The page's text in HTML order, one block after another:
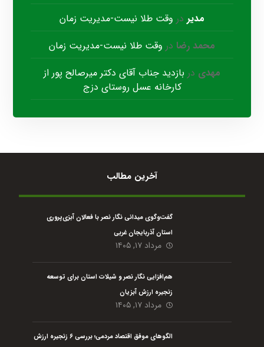
مدیر در وقت طلا نیست-مدیریت زمان
محمد رضا در وقت طلا نیست-مدیریت زمان
مهدی در بازدید جناب آقای دکتر میرصالح پور از
کارخانه عسل روستای دزج
آخرین مطالب
گفت‌وگوی میدانی نگار نصر با فعالان آبزی‌پروری
استان آذربایجان غربی
مرداد ۱۷, ۱۴۰۵
هم‌افزایی نگار نصر و شیلات استان برای توسعه
زنجیره ارزش آبزیان
مرداد ۱۷, ۱۴۰۵
الگوهای موفق اقتصاد مردمی؛ بررسی ۶ زنجیره ارزش